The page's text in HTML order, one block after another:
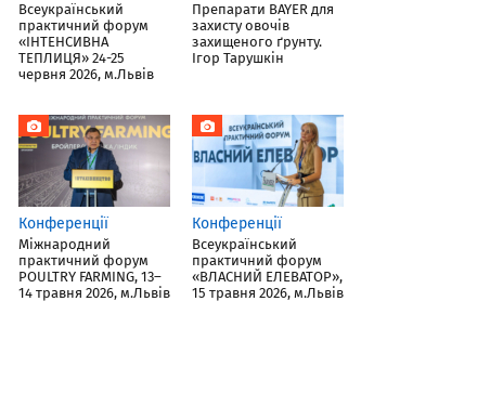
Всеукраїнський
практичний форум
«ІНТЕНСИВНА
ТЕПЛИЦЯ» 24-25
червня 2026, м.Львів
Препарати BAYER для
захисту овочів
захищеного ґрунту.
Ігор Тарушкін
Конференції
Міжнародний
практичний форум
POULTRY FARMING, 13–
14 травня 2026, м.Львів
Конференції
Всеукраїнський
практичний форум
«ВЛАСНИЙ ЕЛЕВАТОР»,
15 травня 2026, м.Львів